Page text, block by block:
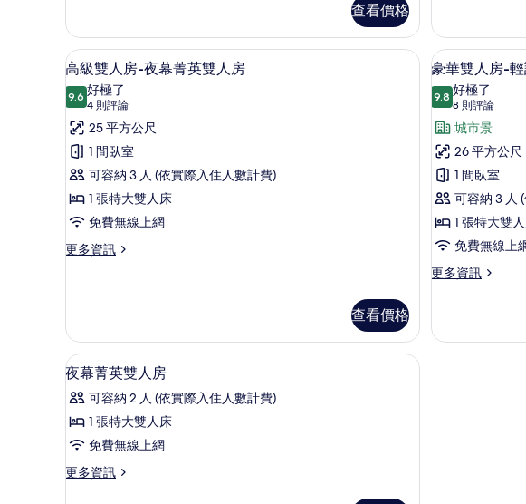
片
尊
爵
景
觀
雙
人
房
的
所
有
雙
人
房
浴
覺
醒
尊
爵
景
雙
人
房
查看價格
觀
四
人
房
的
所
有
相
片
四
人
房-
日
典
景
觀
四
人
的
詳
顯
示
高
級
雙
人
房-
夜
幕
人
房
的
所
有
片
高級雙人房-夜幕菁英雙人房 | 高級寢具、免費迷你吧
7
高級雙人房-夜幕菁英雙人房
9.69.6 分，滿分 10 分
好極了
4 則評論
(4
則
評
論)
25 平方公尺
1 間臥室
可容納 3 人 (依實際入住人數計費)
1 張特大雙人床
免費無線上網
更多資訊
更
人
房-
夜
幕
菁
雙
人
的
查看價格
顯
示
豪
華
雙
人
房-
輕
語
菁
觀
6
豪華雙人房-
9.89.8 分，滿分 10 分
好極了
8 則評論
(8
則
評
論)
城市景
26 平方公尺
1 間臥室
可容納 3 人
1 張特大雙
免費無線上
更多資訊
更
雙
顯
示
夜
幕
英
高級寢具、免費迷你吧、客房內保險箱、書桌
7
夜幕菁英雙人房
可容納 2 人 (依實際入住人數計費)
1 張特大雙人床
免費無線上網
更多資訊
更